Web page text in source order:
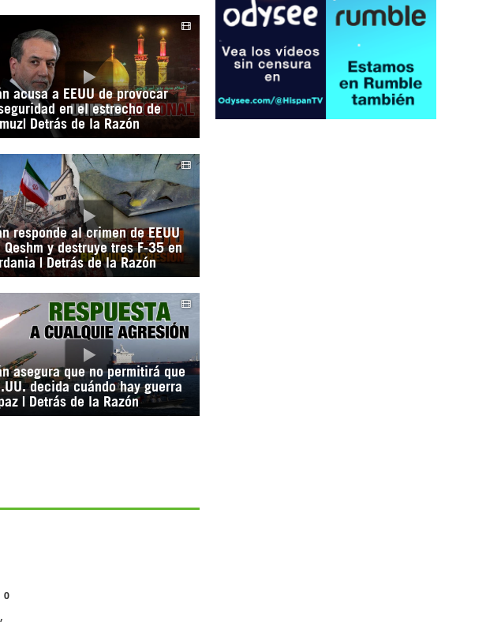
acusa a EEUU de provocar
en el estrecho de
Detrás de la Razón
responde al crimen de EEUU
Qeshm y destruye tres F-35 en
| Detrás de la Razón
asegura que no permitirá que
decida cuándo hay guerra
| Detrás de la Razón
CGRI de Irán asesta duros golpes a EEUU
con ataque simultáneo en Asia Occidental |
Detrás de la Razón